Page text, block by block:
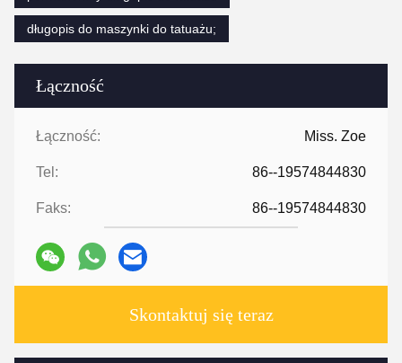
Łączność
Łączność: Miss. Zoe
Tel: 86--19574844830
Faks: 86--19574844830
Skontaktuj się teraz
długopis do maszynki do tatuażu;